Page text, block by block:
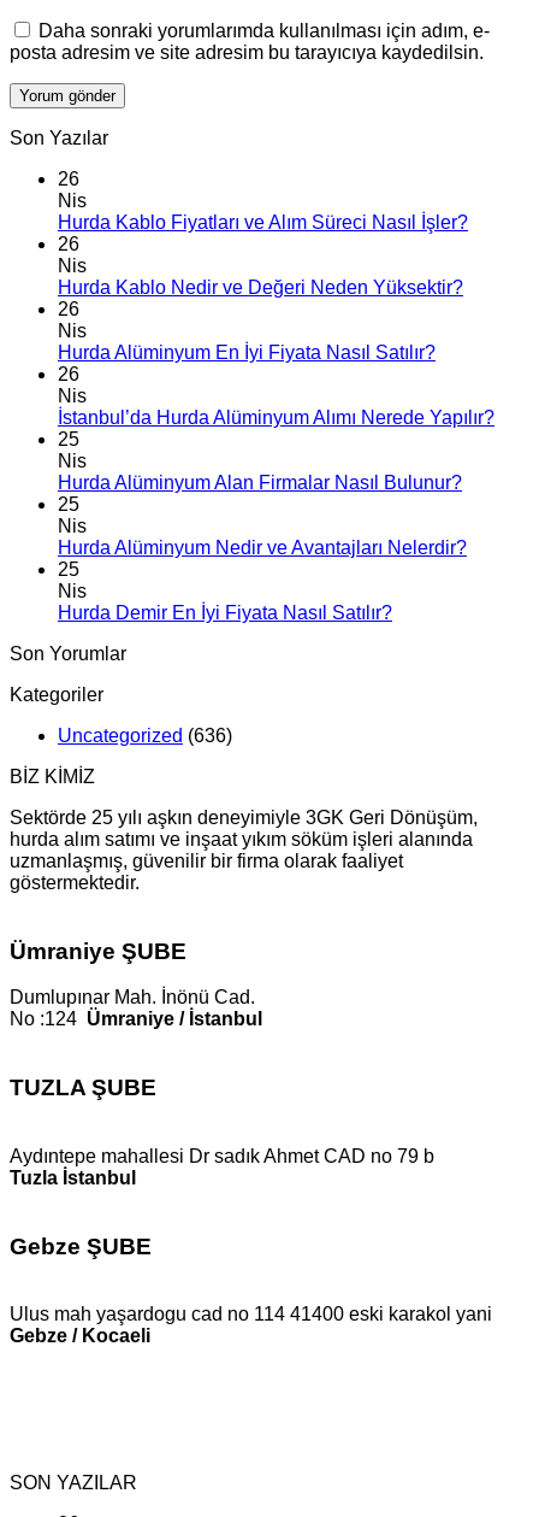
Daha sonraki yorumlarımda kullanılması için adım, e-
posta adresim ve site adresim bu tarayıcıya kaydedilsin.
Son Yazılar
26
Nis
Hurda Kablo Fiyatları ve Alım Süreci Nasıl İşler?
26
Nis
Hurda Kablo Nedir ve Değeri Neden Yüksektir?
26
Nis
Hurda Alüminyum En İyi Fiyata Nasıl Satılır?
26
Nis
İstanbul’da Hurda Alüminyum Alımı Nerede Yapılır?
25
Nis
Hurda Alüminyum Alan Firmalar Nasıl Bulunur?
25
Nis
Hurda Alüminyum Nedir ve Avantajları Nelerdir?
25
Nis
Hurda Demir En İyi Fiyata Nasıl Satılır?
Son Yorumlar
Kategoriler
Uncategorized (636)
BİZ KİMİZ
Sektörde 25 yılı aşkın deneyimiyle 3GK Geri Dönüşüm,
hurda alım satımı ve inşaat yıkım söküm işleri alanında
uzmanlaşmış, güvenilir bir firma olarak faaliyet
göstermektedir.
Ümraniye ŞUBE
Dumlupınar Mah. İnönü Cad.
No :124 Ümraniye / İstanbul
TUZLA ŞUBE
Aydıntepe mahallesi Dr sadık Ahmet CAD no 79 b
Tuzla İstanbul
Gebze ŞUBE
Ulus mah yaşardogu cad no 114 41400 eski karakol yani
Gebze / Kocaeli
SON YAZILAR